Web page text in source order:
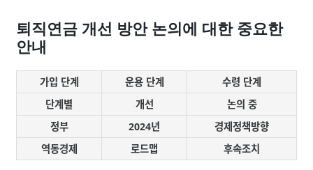
퇴직연금 개선 방안 논의에 대한 중요한
안내
가입 단계 운용 단계
수령 단계
단계별
개선
논의 중
정부
2024년
경제정책방향
역동경제
로드맵 후속조치